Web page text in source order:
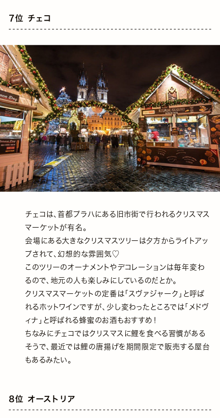
7位 チェコ
チェコは、首都プラハにある旧市街で行われるクリスマス
マーケットが有名。
会場にある大きなクリスマスツリーは夕方からライトアッ
プされて、幻想的な雰囲気♡
このツリーのオーナメントやデコレーションは毎年変わ
るので、地元の人も楽しみにしているのだとか。
クリスマスマーケットの定番は「スヴァジャーク」と呼ば
れるホットワインですが、少し変わったところでは「メドヴ
ィナ」と呼ばれる蜂蜜のお酒もおすすめ！
ちなみにチェコではクリスマスに鯉を食べる習慣がある
そうで、最近では鯉の唐揚げを期間限定で販売する屋台
もあるみたい。
8位 オーストリア